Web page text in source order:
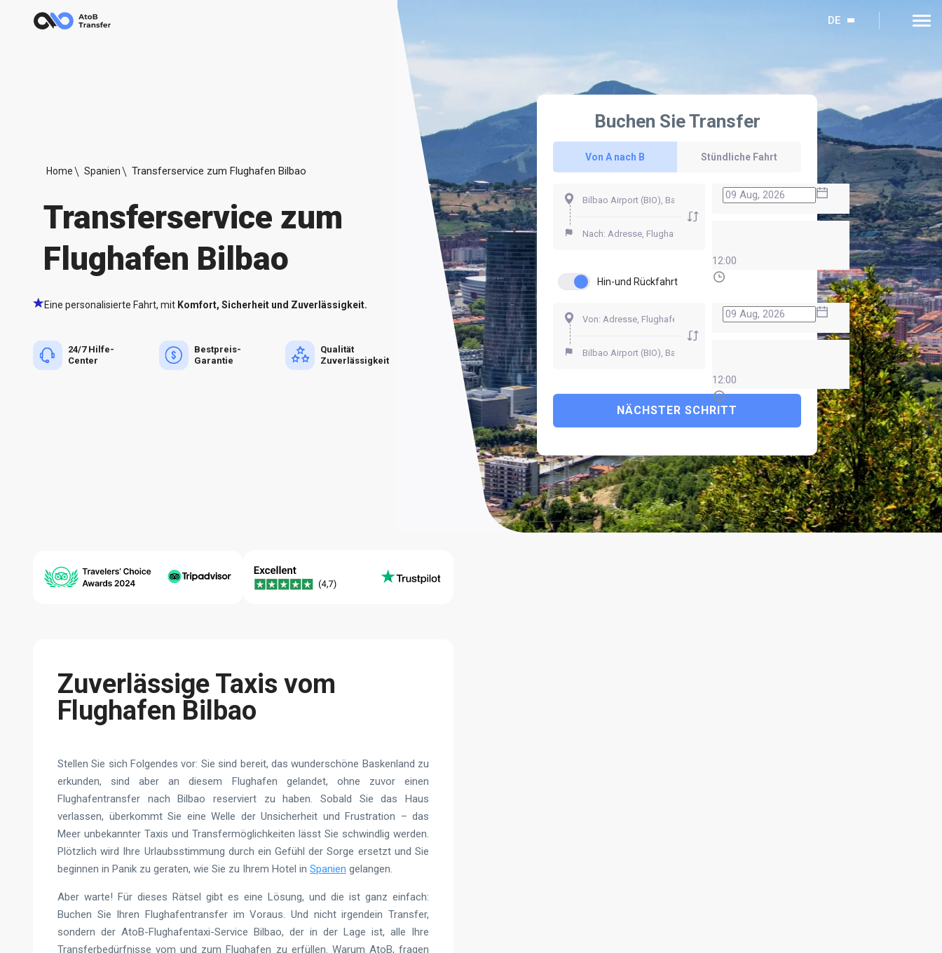
DE
Home Spanien Transferservice zum Flughafen Bilbao
Transferservice zum
Flughafen Bilbao
Eine personalisierte Fahrt, mit Komfort, Sicherheit und Zuverlässigkeit.
24/7 Hilfe-
Center
Bestpreis-
Garantie
Qualität
Zuverlässigkeit
Buchen Sie Transfer
Von A nach B Stündliche Fahrt
12:00
Hin-und Rückfahrt
12:00
NÄCHSTER SCHRITT
Zuverlässige Taxis vom
Flughafen Bilbao
Stellen Sie sich Folgendes vor: Sie sind bereit, das wunderschöne Baskenland zu
erkunden, sind aber an diesem Flughafen gelandet, ohne zuvor einen
Flughafentransfer nach Bilbao reserviert zu haben. Sobald Sie das Haus
verlassen, überkommt Sie eine Welle der Unsicherheit und Frustration – das
Meer unbekannter Taxis und Transfermöglichkeiten lässt Sie schwindlig werden.
Plötzlich wird Ihre Urlaubsstimmung durch ein Gefühl der Sorge ersetzt und Sie
beginnen in Panik zu geraten, wie Sie zu Ihrem Hotel in Spanien gelangen.
Aber warte! Für dieses Rätsel gibt es eine Lösung, und die ist ganz einfach:
Buchen Sie Ihren Flughafentransfer im Voraus. Und nicht irgendein Transfer,
sondern der AtoB-Flughafentaxi-Service Bilbao, der in der Lage ist, alle Ihre
Transferbedürfnisse vom und zum Flughafen zu erfüllen. Warum AtoB, fragen